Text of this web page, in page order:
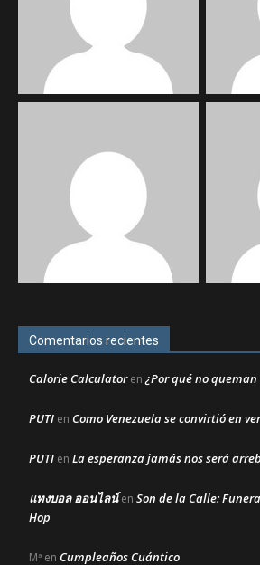
Comentarios recientes
Calorie Calculatoren¿Por qué no
PUTI en Como Venezuela se convirtió en
PUTI en La esperanza jamás nos será
แทงบอล ออนไลน์en Son de la Calle:
Hop
Mª en Cumpleaños Cuántico